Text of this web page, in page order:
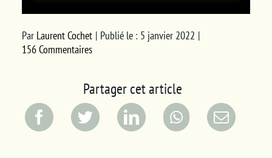
Par Laurent Cochet | Publié le : 5 janvier 2022 |
156 Commentaires
Partager cet article